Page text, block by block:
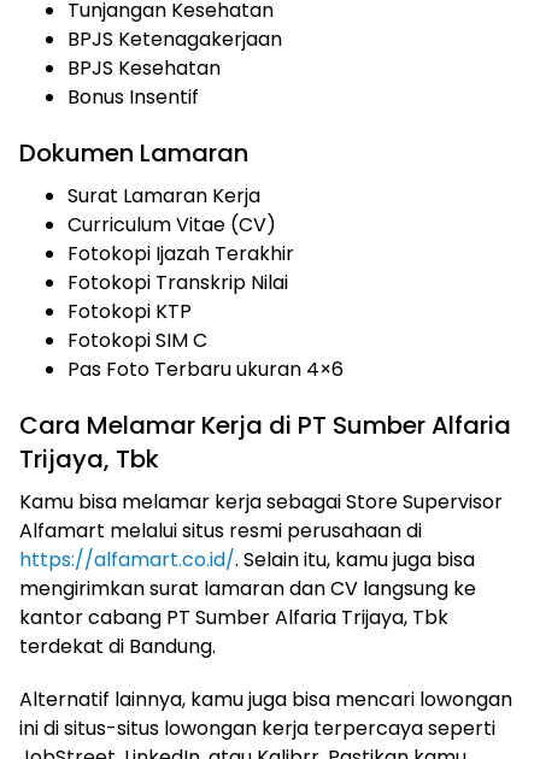
Tunjangan Kesehatan
BPJS Ketenagakerjaan
BPJS Kesehatan
Bonus Insentif
Dokumen Lamaran
Surat Lamaran Kerja
Curriculum Vitae (CV)
Fotokopi Ijazah Terakhir
Fotokopi Transkrip Nilai
Fotokopi KTP
Fotokopi SIM C
Pas Foto Terbaru ukuran 4×6
Cara Melamar Kerja di PT Sumber Alfaria
Trijaya, Tbk
Kamu bisa melamar kerja sebagai Store Supervisor
Alfamart melalui situs resmi perusahaan di
https://alfamart.co.id/. Selain itu, kamu juga bisa
mengirimkan surat lamaran dan CV langsung ke
kantor cabang PT Sumber Alfaria Trijaya, Tbk
terdekat di Bandung.
Alternatif lainnya, kamu juga bisa mencari lowongan
ini di situs-situs lowongan kerja terpercaya seperti